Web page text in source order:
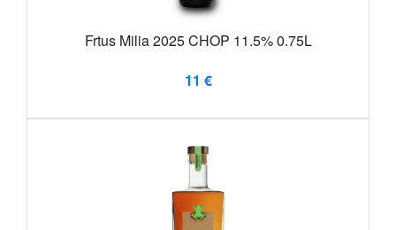
Frtus Milia 2025 CHOP 11.5% 0.75L
11 €